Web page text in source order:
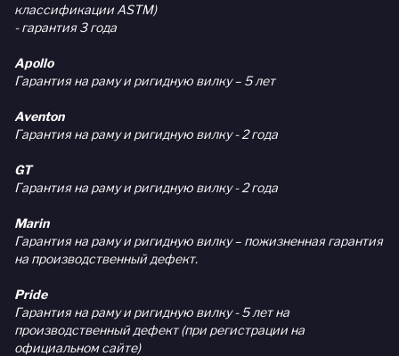
классификации ASTM)
- гарантия 3 года
Apollo
Гарантия на раму и ригидную вилку – 5 лет
Aventon
Гарантия на раму и ригидную вилку - 2 года
GT
Гарантия на раму и ригидную вилку - 2 года
Marin
Гарантия на раму и ригидную вилку – пожизненная гарантия
на производственный дефект.
Pride
Гарантия на раму и ригидную вилку - 5 лет на
производственный дефект (при регистрации на
официальном сайте)